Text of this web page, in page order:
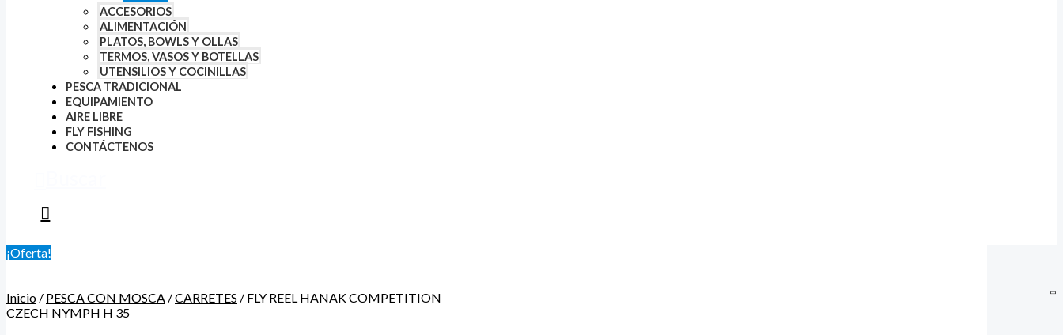
ACCESORIOS
ALIMENTACIÓN
PLATOS, BOWLS Y OLLAS
TERMOS, VASOS Y BOTELLAS
UTENSILIOS Y COCINILLAS
PESCA TRADICIONAL
EQUIPAMIENTO
AIRE LIBRE
FLY FISHING
CONTÁCTENOS
¡Oferta!
Inicio / PESCA CON MOSCA /CARRETES / FLY REEL HANAK COMPETITION
CZECH NYMPH H 35